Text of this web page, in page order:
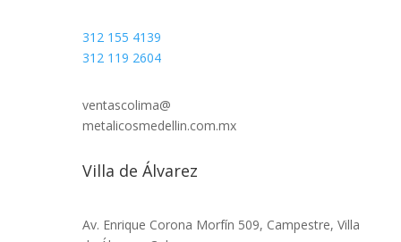
312 155 4139
312 119 2604
ventascolima@
metalicosmedellin.com.mx
Villa de Álvarez
Av. Enrique Corona Morfín 509, Campestre, Villa